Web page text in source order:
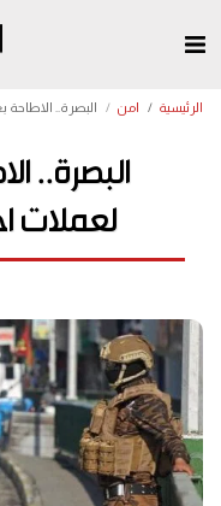
الرئيسية امن البصرة.. الاطاحة
البصرة..
لعملات